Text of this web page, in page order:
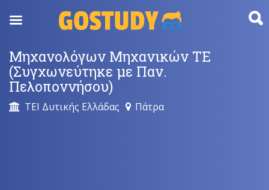
content
Μηχανολόγων Μηχανικών ΤΕ
(Συγχωνεύτηκε με Παν.
Πελοποννήσου)
ΤΕΙ Δυτικής Ελλάδας Πάτρα